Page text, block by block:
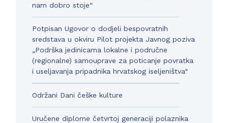
nam dobro stoje“
Potpisan Ugovor o dodjeli bespovratnih
sredstava u okviru Pilot projekta Javnog poziva
„Podrška jedinicama lokalne i područne
(regionalne) samouprave za poticanje povratka
i useljavanja pripadnika hrvatskog iseljeništva“
Održani Dani češke kulture
Uručene diplome četvrtoj generaciji polaznika